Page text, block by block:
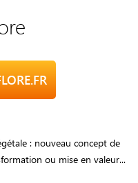
: nouveau concept de
ou mise en valeur...